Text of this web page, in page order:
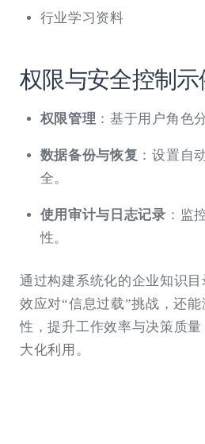
行业学习资料
权限与安全控制示
权限管理 ：基于用户角色
数据备份与恢复 ：设置自
全。
使用审计与日志记录 ：监
性。
通过构建系统化的企业知识
效应对“信息过载”挑战，还
性，提升工作效率与决策质
大化利用。